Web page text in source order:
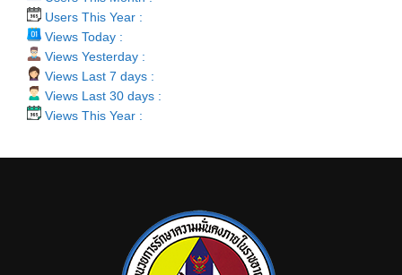
Users This Year :
Views Today :
Views Yesterday :
Views Last 7 days :
Views Last 30 days :
Views This Year :